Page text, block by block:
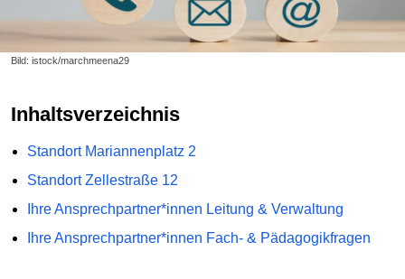
Bild: istock/marchmeena29
Inhaltsverzeichnis
Standort Mariannenplatz 2
Standort Zellestraße 12
Ihre Ansprechpartner*innen Leitung & Verwaltung
Ihre Ansprechpartner*innen Fach- & Pädagogikfragen